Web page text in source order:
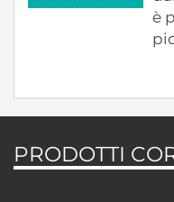
è
PRODOTTI